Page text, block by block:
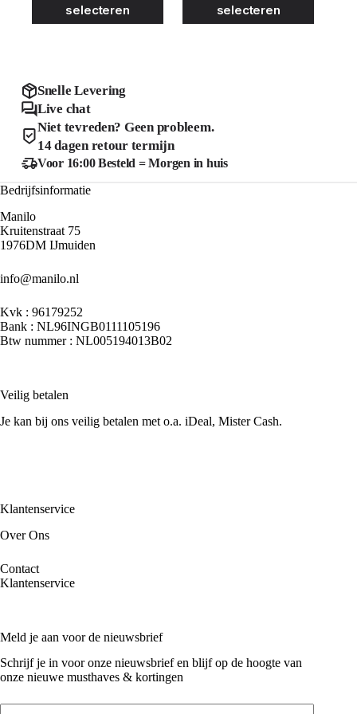
was:
is:
selecteren
meerdere
op
de
productpagina
was:
is:
selecteren
Snelle Levering
Live chat
Niet tevreden? Geen probleem.
14 dagen retour termijn
Voor 16:00 Besteld = Morgen in huis
Bedrijfsinformatie
Manilo
Kruitenstraat 75
1976DM IJmuiden
info@manilo.nl
Kvk : 96179252
Bank : NL96INGB0111105196
Btw nummer : NL005194013B02
Veilig betalen
Je kan bij ons veilig betalen met o.a. iDeal, Mister Cash.
Klantenservice
Over Ons
Contact
Klantenservice
Meld je aan voor de nieuwsbrief
Schrijf je in voor onze nieuwsbrief en blijf op de hoogte van
onze nieuwe musthaves & kortingen